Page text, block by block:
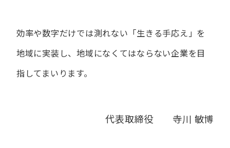
効率や数字だけでは測れない「生きる手応え」を
地域に実装し、地域になくてはならない企業を目
指してまいります。
代表取締役 寺川 敏博